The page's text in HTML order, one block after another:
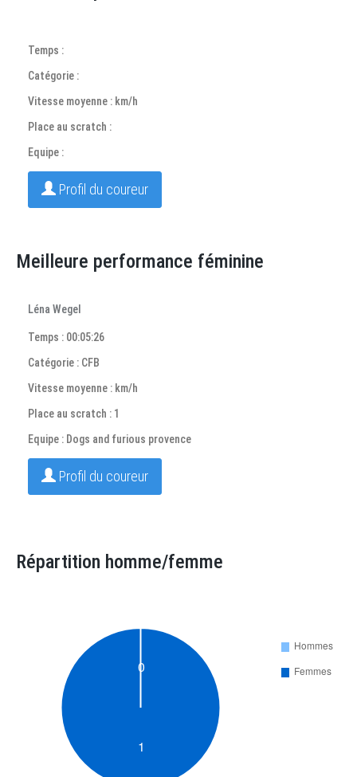
Temps :
Catégorie :
Vitesse moyenne : km/h
Place au scratch :
Equipe :
Profil du coureur
Meilleure performance féminine
Léna Wegel
Temps : 00:05:26
Catégorie : CFB
Vitesse moyenne : km/h
Place au scratch : 1
Equipe : Dogs and furious provence
Profil du coureur
Répartition homme/femme